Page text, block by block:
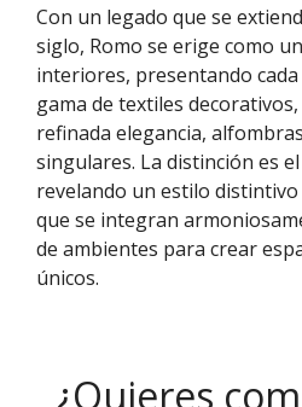
Con un legado que se
siglo, Romo se erige como
interiores, presentando
gama de textiles
refinada elegancia,
singulares. La distinción es
revelando un estilo
que se integran
de ambientes para crear
únicos.
¿Quieres